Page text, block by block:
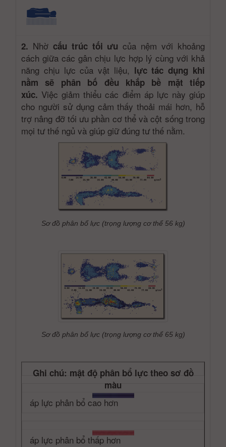
2. Nhờ cấu trúc tối ưu của nệm với khoảng
cách giữa các gân chịu lực hợp lý cùng với khả
năng chịu lực của vật liệu, lực tác dụng khi
nằm sẽ phân bố đều khắp bề mặt tiếp
xúc. Việc giảm thiểu các điểm áp lực này giúp
cho người sử dụng cảm thấy thoải mái hơn, hỗ
trợ nâng đỡ tối ưu phần cơ thể và cột sống trong
mọi tư thế ngủ và giúp giữ đúng tư thế nằm.
Sơ đồ phân bổ lực (trọng lượng cơ thể 56 kg)
Sơ đồ phân bổ lực (trọng lượng cơ thể 65 kg)
Ghi chú: mật độ phân bổ lực theo sơ đồ
màu
áp lực phân bổ cao hơn
áp lực phân bổ thấp hơn